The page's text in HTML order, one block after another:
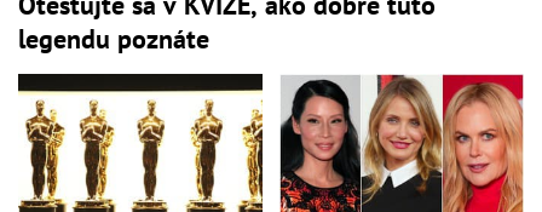
legendu poznáte